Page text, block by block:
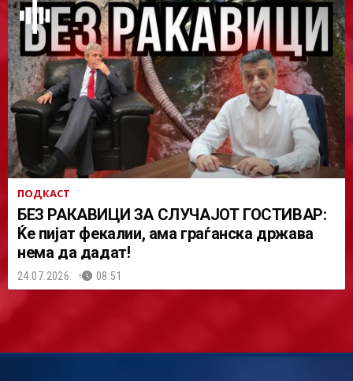
ПОДКАСТ
БЕЗ РАКАВИЦИ ЗА СЛУЧАЈОТ ГОСТИВАР:
Ќе пијат фекалии, ама граѓанска држава
нема да дадат!
24.07.2026. 08:51